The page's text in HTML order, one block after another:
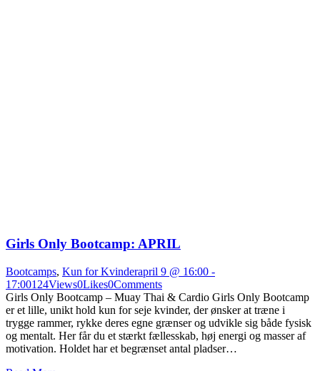
Girls Only Bootcamp: APRIL
Bootcamps, Kun for Kvinderapril 9 @ 16:00 -
17:00124Views0Likes0Comments
Girls Only Bootcamp – Muay Thai & Cardio Girls Only Bootcamp
er et lille, unikt hold kun for seje kvinder, der ønsker at træne i
trygge rammer, rykke deres egne grænser og udvikle sig både fysisk
og mentalt. Her får du et stærkt fællesskab, høj energi og masser af
motivation. Holdet har et begrænset antal pladser…